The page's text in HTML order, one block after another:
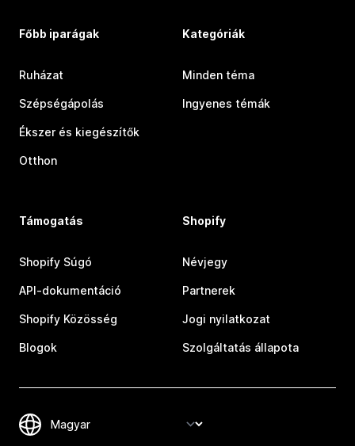
Főbb iparágak
Ruházat
Szépségápolás
Ékszer és kiegészítők
Otthon
Kategóriák
Minden téma
Ingyenes témák
Támogatás
Shopify Súgó
API-dokumentáció
Shopify Közösség
Blogok
Shopify
Névjegy
Partnerek
Jogi nyilatkozat
Szolgáltatás állapota